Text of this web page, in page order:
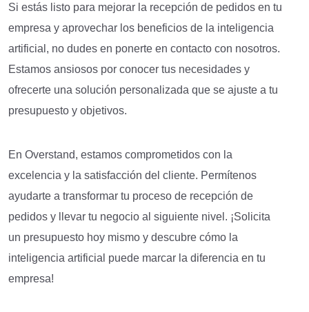
Si estás listo para mejorar la recepción de pedidos en tu
empresa y aprovechar los beneficios de la inteligencia
artificial, no dudes en ponerte en contacto con nosotros.
Estamos ansiosos por conocer tus necesidades y
ofrecerte una solución personalizada que se ajuste a tu
presupuesto y objetivos.
En Overstand, estamos comprometidos con la
excelencia y la satisfacción del cliente. Permítenos
ayudarte a transformar tu proceso de recepción de
pedidos y llevar tu negocio al siguiente nivel. ¡Solicita
un presupuesto hoy mismo y descubre cómo la
inteligencia artificial puede marcar la diferencia en tu
empresa!